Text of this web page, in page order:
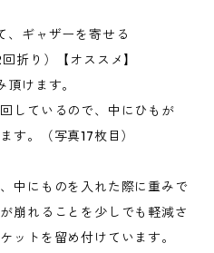
、ギャザーを寄せる
折り）【オススメ】
けます。
しているので、中にひもが
す。（写真17枚目）
中にものを入れた際に重みで
崩れることを少しでも軽減さ
ットを留め付けています。